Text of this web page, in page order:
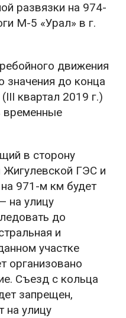
развязки на 974-
М-5 «Урал» в г.
движения
значения до конца
квартал 2019 г.)
временные
в сторону
ГЭС и
971-м км будет
на улицу
до
и
участке
организовано
Съезд с кольца
запрещен,
на улицу